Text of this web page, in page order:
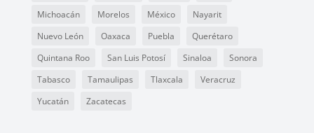
Michoacán
Morelos México
Nayarit
Nuevo León
Oaxaca Puebla
Querétaro
Quintana Roo
San Luis Potosí Sinaloa
Sonora
Tabasco
Tamaulipas Tlaxcala
Veracruz
Yucatán
Zacatecas